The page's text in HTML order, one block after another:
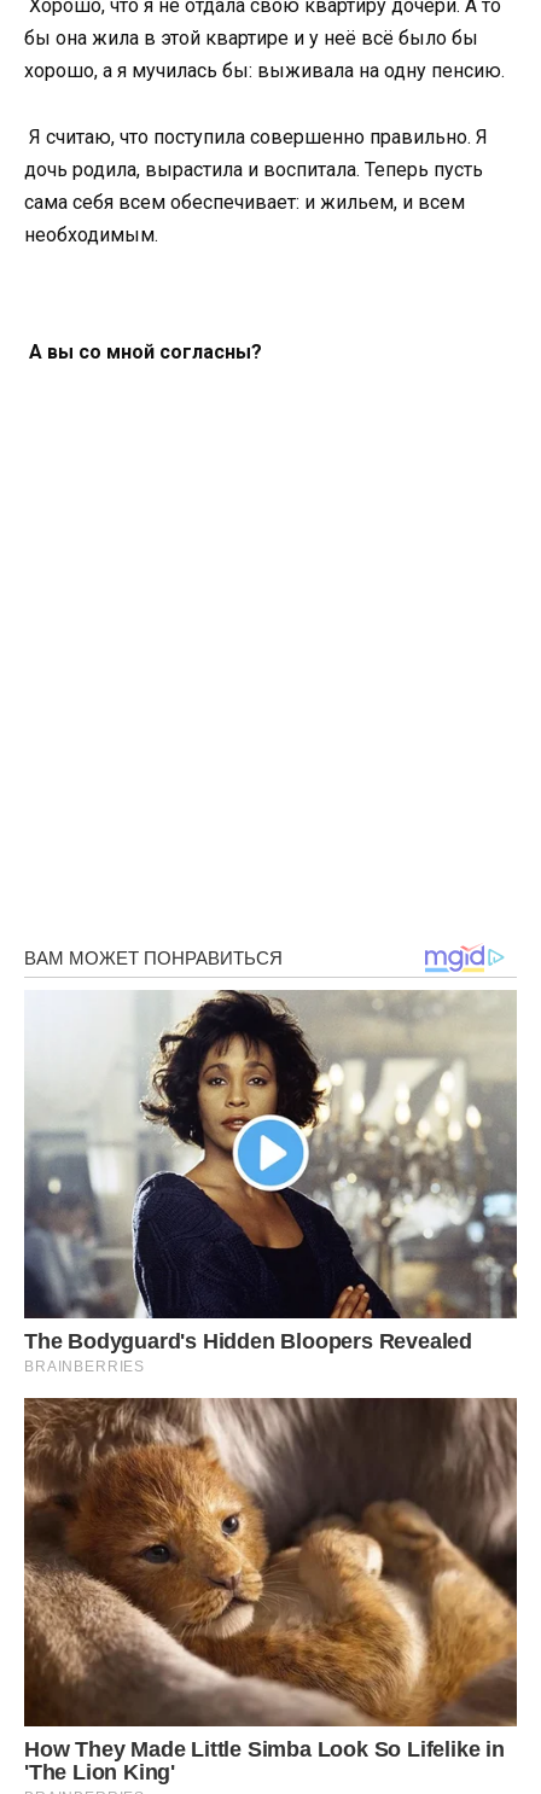
Хорошо, что я не отдала свою квартиру дочери. А то
бы она жила в этой квартире и у неё всё было бы
хорошо, а я мучилась бы: выживала на одну пенсию.
Я считаю, что поступила совершенно правильно. Я
дочь родила, вырастила и воспитала. Теперь пусть
сама себя всем обеспечивает: и жильем, и всем
необходимым.
А вы со мной согласны?